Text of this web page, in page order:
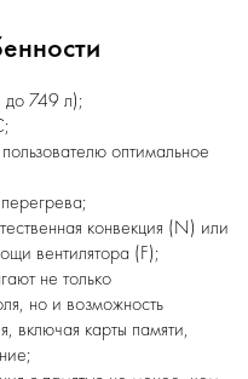
749 л);
оптимальное
конвекция (N) или
вентилятора (F);
не только
но и возможность
включая карты памяти,